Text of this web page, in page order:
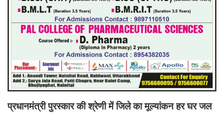
प्रधानमंत्री पुरस्कार की श्रेणी में जिले का मूल्यांकन हर घर जल